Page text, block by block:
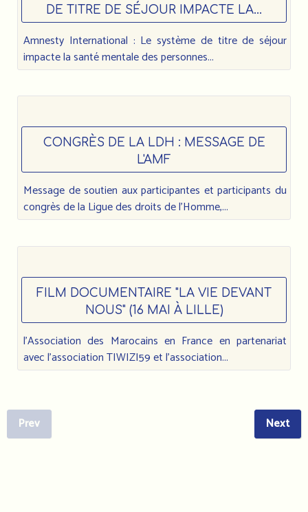
DE TITRE DE SÉJOUR IMPACTE LA...
Amnesty International : Le système de titre de séjour
impacte la santé mentale des personnes...
CONGRÈS DE LA LDH : MESSAGE DE
L'AMF
Message de soutien aux participantes et participants du
congrès de la Ligue des droits de l’Homme,...
FILM DOCUMENTAIRE "LA VIE DEVANT
NOUS" (16 MAI À LILLE)
l'Association des Marocains en France en partenariat
avec l'association TIWIZI59 et l'association...
Prev Next